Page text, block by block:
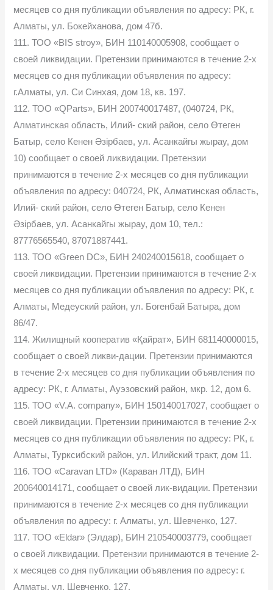
месяцев со дня публикации объявления по адресу: РК, г.
Алматы, ул. Бокейханова, дом 47б.
111. ТОО «BIS stroy», БИН 110140005908, сообщает о
своей ликвидации. Претензии принимаются в течение 2-х
месяцев со дня публикации объявления по адресу:
г.Алматы, ул. Си Синхая, дом 18, кв. 197.
112. ТОО «QParts», БИН 200740017487, (040724, РК,
Алматинская область, Илий- ский район, село Өтеген
Батыр, село Кенен Әзірбаев, ул. Асанкайгы жырау, дом
10) сообщает о своей ликвидации. Претензии
принимаются в течение 2-х месяцев со дня публикации
объявления по адресу: 040724, РК, Алматинская область,
Илий- ский район, село Өтеген Батыр, село Кенен
Әзірбаев, ул. Асанкайгы жырау, дом 10, тел.:
87776565540, 87071887441.
113. ТОО «Green DC», БИН 240240015618, сообщает о
своей ликвидации. Претензии принимаются в течение 2-х
месяцев со дня публикации объявления по адресу: РК, г.
Алматы, Медеуский район, ул. Богенбай Батыра, дом
86/47.
114. Жилищный кооператив «Қайрат», БИН 681140000015,
сообщает о своей ликви-дации. Претензии принимаются
в течение 2-х месяцев со дня публикации объявления по
адресу: РК, г. Алматы, Ауэзовский район, мкр. 12, дом 6.
115. ТОО «V.A. company», БИН 150140017027, сообщает о
своей ликвидации. Претензии принимаются в течение 2-х
месяцев со дня публикации объявления по адресу: РК, г.
Алматы, Турксибский район, ул. Илийский тракт, дом 11.
116. ТОО «Caravan LTD» (Караван ЛТД), БИН
200640014171, сообщает о своей лик-видации. Претензии
принимаются в течение 2-х месяцев со дня публикации
объявления по адресу: г. Алматы, ул. Шевченко, 127.
117. ТОО «Eldar» (Элдар), БИН 210540003779, сообщает
о своей ликвидации. Претензии принимаются в течение 2-
х месяцев со дня публикации объявления по адресу: г.
Алматы, ул. Шевченко, 127.